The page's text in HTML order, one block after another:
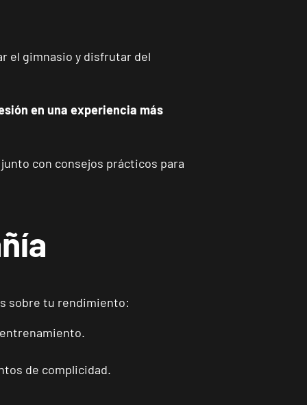
el gimnasio y disfrutar del
en una experiencia más
junto con consejos prácticos para
sobre tu rendimiento:
de complicidad.